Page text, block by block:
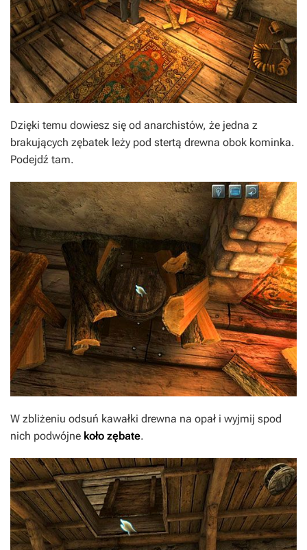
Dzięki temu dowiesz się od anarchistów, że jedna z
brakujących zębatek leży pod stertą drewna obok kominka.
Podejdź tam.
W zbliżeniu odsuń kawałki drewna na opał i wyjmij spod
nich podwójne koło zębate.